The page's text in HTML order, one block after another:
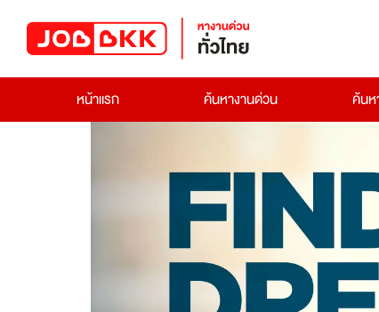
หน้าแรก
ค้นหางานด่วน ค้นห